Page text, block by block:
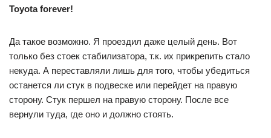
Toyota forever!
Да такое возможно. Я проездил даже целый день. Вот
только без стоек стабилизатора, т.к. их прикрепить стало
некуда. А переставляли лишь для того, чтобы убедиться
останется ли стук в подвеске или перейдет на правую
сторону. Стук першел на правую сторону. После все
вернули туда, где оно и должно стоять.